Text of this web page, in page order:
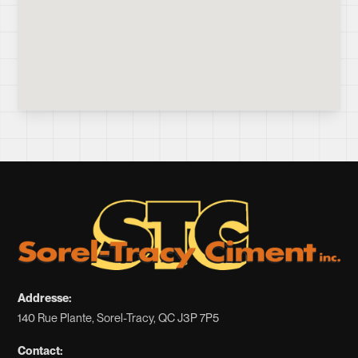
Addresse:
140 Rue Plante, Sorel-Tracy, QC J3P 7P5
Contact: